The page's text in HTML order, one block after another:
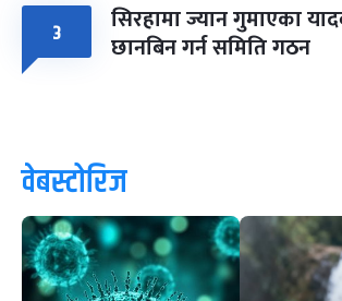
३ सिरहामा ज्यान गुमाएका
छानबिन गर्न समिति गठन
वेबस्टोरिज